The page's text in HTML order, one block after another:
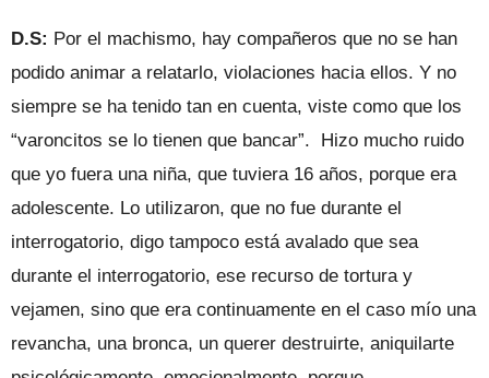
D.S: Por el machismo, hay compañeros que no se han
podido animar a relatarlo, violaciones hacia ellos. Y no
siempre se ha tenido tan en cuenta, viste como que los
“varoncitos se lo tienen que bancar”. Hizo mucho ruido
que yo fuera una niña, que tuviera 16 años, porque era
adolescente. Lo utilizaron, que no fue durante el
interrogatorio, digo tampoco está avalado que sea
durante el interrogatorio, ese recurso de tortura y
vejamen, sino que era continuamente en el caso mío una
revancha, una bronca, un querer destruirte, aniquilarte